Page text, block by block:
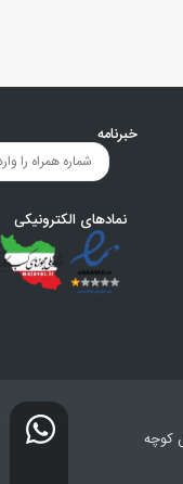
خبرنامه
نمادهای الکترونیکی
کوچه